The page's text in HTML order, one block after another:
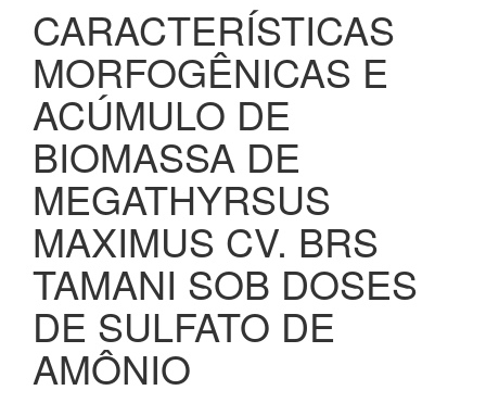
CARACTERÍSTICAS
MORFOGÊNICAS E
ACÚMULO DE
BIOMASSA DE
MEGATHYRSUS
MAXIMUS CV. BRS
TAMANI SOB DOSES
DE SULFATO DE
AMÔNIO